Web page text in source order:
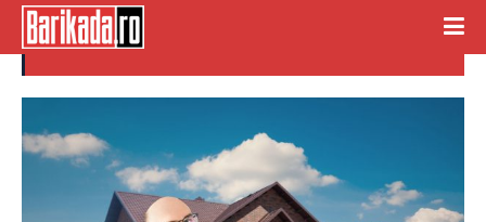
uitatul in curtea vecinului